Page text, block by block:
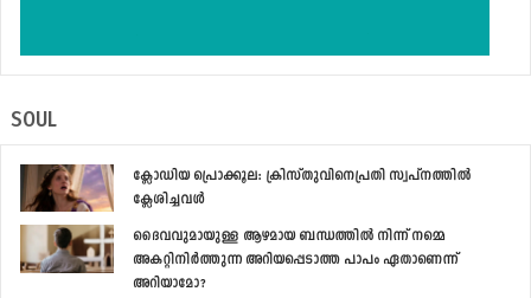
SOUL
ക്ലോഡിയ പ്രൊക്കൂല: ക്രിസ്തുവിനെപ്രതി സ്വപ്‌നത്തില്‍
ക്ലേശിച്ചവള്‍
ദൈവവുമായുള്ള ആഴമായ ബന്ധത്തില്‍ നിന്ന് നമ്മെ
അകറ്റിനിര്‍ത്തുന്ന അറിയപ്പെടാത്ത പാപം ഏതാണെന്ന്
അറിയാമോ?